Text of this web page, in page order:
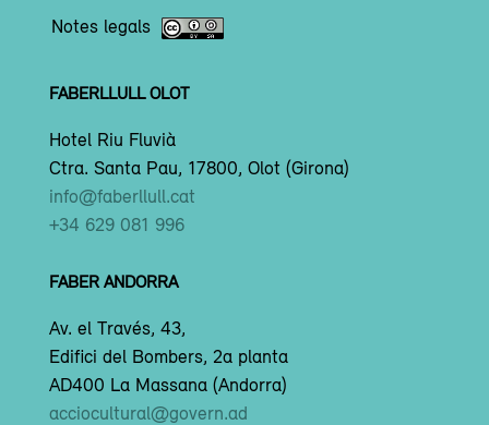
Notes legals
FABERLLULL OLOT
Hotel Riu Fluvià
Ctra. Santa Pau, 17800, Olot (Girona)
info@faberllull.cat
+34 629 081 996
FABER ANDORRA
Av. el Través, 43,
Edifici del Bombers, 2a planta
AD400 La Massana (Andorra)
acciocultural@govern.ad